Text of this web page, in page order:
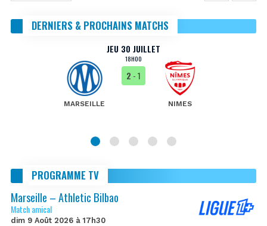
DERNIERS & PROCHAINS MATCHS
JEU 30 JUILLET
18H00
MARSEILLE
2 - 1
NIMES
PROGRAMME TV
Marseille – Athletic Bilbao
Match amical
dim 9 Août 2026 à 17h30